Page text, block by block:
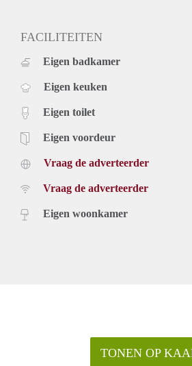
FACILITEITEN
Eigen badkamer
Eigen keuken
Eigen toilet
Eigen voordeur
Vraag de adverteerder
Vraag de adverteerder
Eigen woonkamer
TONEN OP